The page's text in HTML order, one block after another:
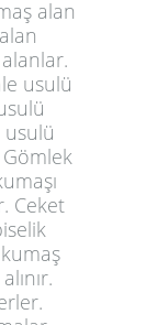
alan
usulü
Gömlek
Ceket